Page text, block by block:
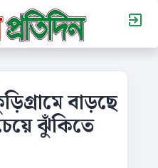
বাড়ছে
ঝুঁকিতে